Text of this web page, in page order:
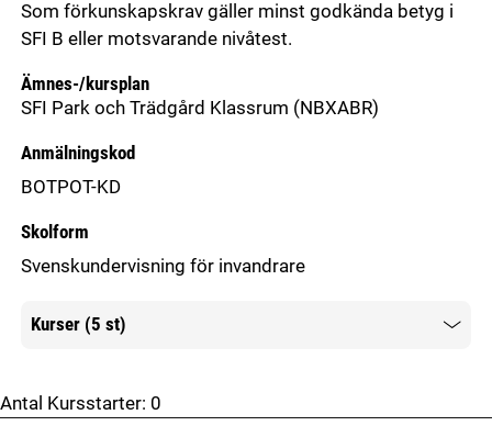
Som förkunskapskrav gäller minst godkända betyg i
SFI B eller motsvarande nivåtest.
Ämnes-/kursplan
SFI Park och Trädgård Klassrum (NBXABR)
Anmälningskod
BOTPOT-KD
Skolform
Svenskundervisning för invandrare
Kurser (5 st)
Mer information
Antal Kursstarter: 0